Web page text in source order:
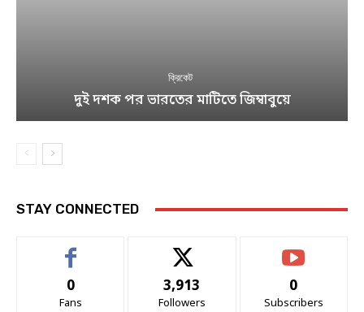
ক্রিকেট
দুই দশক পর ভারতের মাটিতে জিম্বাবুয়ে
STAY CONNECTED
0
Fans
3,913
Followers
0
Subscribers